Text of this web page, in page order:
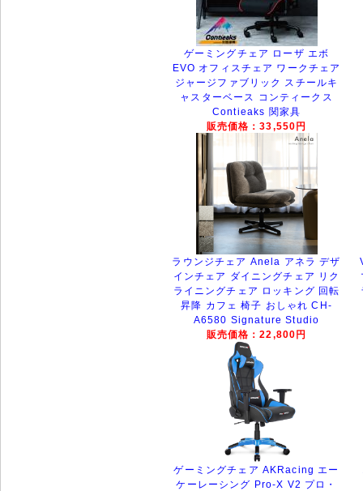
ゲーミングチェア ローザ エボ
EVO オフィスチェア ワークチェア
ジャージファブリック スチールキ
ャスターベース コンティークス
Contieaks 関家具
販売価格：33,550円
ラウンジチェア Anela アネラ デザ
インチェア ダイニングチェア リク
ライニングチェア ロッキング 回転
昇降 カフェ 椅子 おしゃれ CH-
A6580 Signature Studio
販売価格：22,800円
ゲーミングチェア AKRacing エー
ケーレーシング Pro-X V2 プロ・